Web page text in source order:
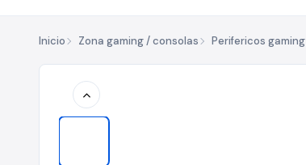
Inicio Zona gaming / consolas Perifericos gaming